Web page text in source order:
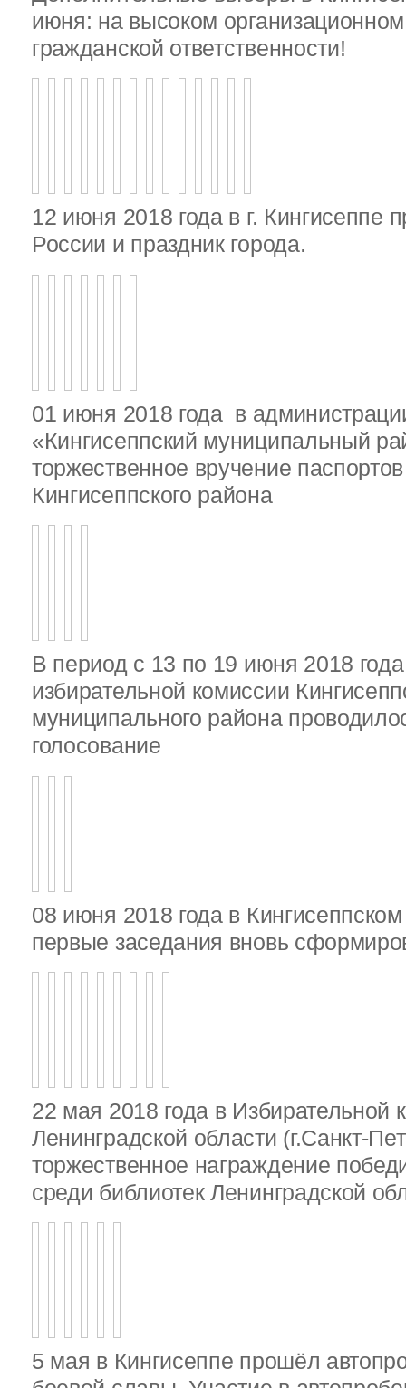
июня: на высоком
гражданской ответственности!
12 июня 2018 года в г. Кингисеппе
России и праздник города.
01 июня 2018 года в
«Кингисеппский муниципальный
торжественное вручение
Кингисеппского района
В период с 13 по 19 июня 2018
избирательной комиссии
муниципального района
голосование
08 июня 2018 года в
первые заседания вновь
22 мая 2018 года в Избирательной
Ленинградской области (г.Санкт-
торжественное награждение
среди библиотек Ленинградской
5 мая в Кингисеппе прошёл